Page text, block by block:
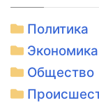
Политика
Экономика
Общество